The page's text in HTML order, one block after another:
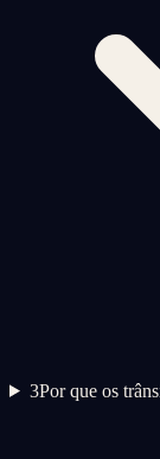
3Por que os